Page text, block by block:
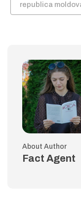
republica
About Author
Fact Agent